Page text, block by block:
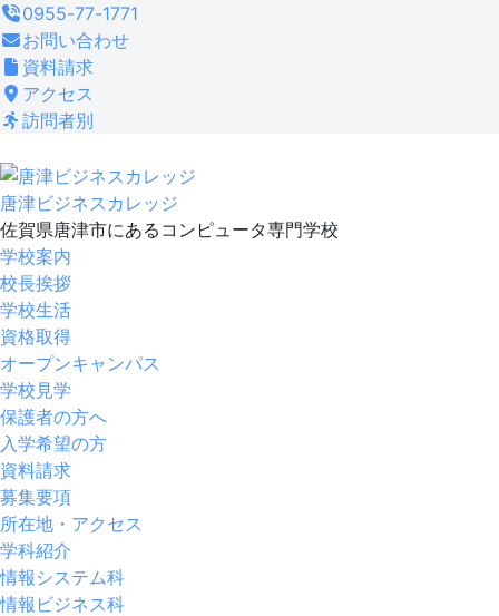
コ
ン
テ
ン
ツ
ス
キ
ッ
プ
0955-77-1771
お問い合わせ
資料請求
アクセス
訪問者別
唐津ビジネスカレッジ
佐賀県唐津市にあるコンピュータ専門学校
学校案内
校長挨拶
学校生活
資格取得
オープンキャンパス
学校見学
保護者の方へ
入学希望の方
資料請求
募集要項
所在地・アクセス
学科紹介
情報システム科
情報ビジネス科